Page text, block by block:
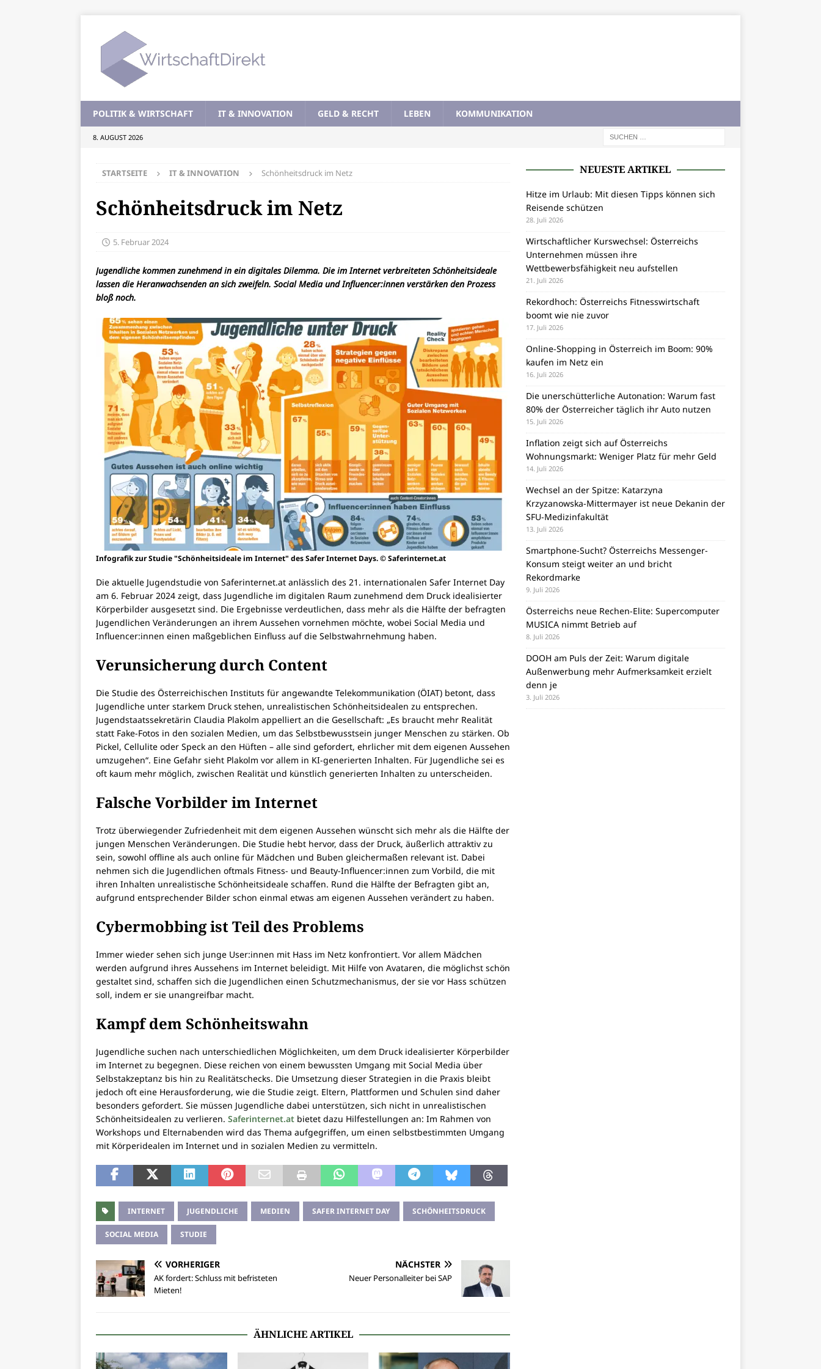
POLITIK & WIRTSCHAFT IT & INNOVATION GELD & RECHT LEBEN KOMMUNIKATION
8. AUGUST 2026
STARTSEITE IT & INNOVATION Schönheitsdruck im Netz
Schönheitsdruck im Netz
5. Februar 2024
Jugendliche kommen zunehmend in ein digitales Dilemma. Die im Internet verbreiteten Schönheitsideale
lassen die Heranwachsenden an sich zweifeln. Social Media und Influencer:innen verstärken den Prozess
bloß noch.
Infografik zur Studie "Schönheitsideale im Internet" des Safer Internet Days. © Saferinternet.at
Die aktuelle Jugendstudie von Saferinternet.at anlässlich des 21. internationalen Safer Internet Day
am 6. Februar 2024 zeigt, dass Jugendliche im digitalen Raum zunehmend dem Druck idealisierter
Körperbilder ausgesetzt sind. Die Ergebnisse verdeutlichen, dass mehr als die Hälfte der befragten
Jugendlichen Veränderungen an ihrem Aussehen vornehmen möchte, wobei Social Media und
Influencer:innen einen maßgeblichen Einfluss auf die Selbstwahrnehmung haben.
Verunsicherung durch Content
Die Studie des Österreichischen Instituts für angewandte Telekommunikation (ÖIAT) betont, dass
Jugendliche unter starkem Druck stehen, unrealistischen Schönheitsidealen zu entsprechen.
Jugendstaatssekretärin Claudia Plakolm appelliert an die Gesellschaft: „Es braucht mehr Realität
statt Fake-Fotos in den sozialen Medien, um das Selbstbewusstsein junger Menschen zu stärken. Ob
Pickel, Cellulite oder Speck an den Hüften – alle sind gefordert, ehrlicher mit dem eigenen Aussehen
umzugehen“. Eine Gefahr sieht Plakolm vor allem in KI-generierten Inhalten. Für Jugendliche sei es
oft kaum mehr möglich, zwischen Realität und künstlich generierten Inhalten zu unterscheiden.
Falsche Vorbilder im Internet
Trotz überwiegender Zufriedenheit mit dem eigenen Aussehen wünscht sich mehr als die Hälfte der
jungen Menschen Veränderungen. Die Studie hebt hervor, dass der Druck, äußerlich attraktiv zu
sein, sowohl offline als auch online für Mädchen und Buben gleichermaßen relevant ist. Dabei
nehmen sich die Jugendlichen oftmals Fitness- und Beauty-Influencer:innen zum Vorbild, die mit
ihren Inhalten unrealistische Schönheitsideale schaffen. Rund die Hälfte der Befragten gibt an,
aufgrund entsprechender Bilder schon einmal etwas am eigenen Aussehen verändert zu haben.
Cybermobbing ist Teil des Problems
Immer wieder sehen sich junge User:innen mit Hass im Netz konfrontiert. Vor allem Mädchen
werden aufgrund ihres Aussehens im Internet beleidigt. Mit Hilfe von Avataren, die möglichst schön
gestaltet sind, schaffen sich die Jugendlichen einen Schutzmechanismus, der sie vor Hass schützen
soll, indem er sie unangreifbar macht.
Kampf dem Schönheitswahn
Jugendliche suchen nach unterschiedlichen Möglichkeiten, um dem Druck idealisierter Körperbilder
im Internet zu begegnen. Diese reichen von einem bewussten Umgang mit Social Media über
Selbstakzeptanz bis hin zu Realitätschecks. Die Umsetzung dieser Strategien in die Praxis bleibt
jedoch oft eine Herausforderung, wie die Studie zeigt. Eltern, Plattformen und Schulen sind daher
besonders gefordert. Sie müssen Jugendliche dabei unterstützen, sich nicht in unrealistischen
Schönheitsidealen zu verlieren. Saferinternet.at bietet dazu Hilfestellungen an: Im Rahmen von
Workshops und Elternabenden wird das Thema aufgegriffen, um einen selbstbestimmten Umgang
mit Körperidealen im Internet und in sozialen Medien zu vermitteln.
INTERNET JUGENDLICHE MEDIEN SAFER INTERNET DAY SCHÖNHEITSDRUCK
SOCIAL MEDIA STUDIE
VORHERIGER
AK fordert: Schluss mit befristeten
Mieten!
NÄCHSTER
Neuer Personalleiter bei SAP
ÄHNLICHE ARTIKEL
NEUESTE ARTIKEL
Hitze im Urlaub: Mit diesen Tipps können sich
Reisende schützen
28. Juli 2026
Wirtschaftlicher Kurswechsel: Österreichs
Unternehmen müssen ihre
Wettbewerbsfähigkeit neu aufstellen
21. Juli 2026
Rekordhoch: Österreichs Fitnesswirtschaft
boomt wie nie zuvor
17. Juli 2026
Online-Shopping in Österreich im Boom: 90%
kaufen im Netz ein
16. Juli 2026
Die unerschütterliche Autonation: Warum fast
80% der Österreicher täglich ihr Auto nutzen
15. Juli 2026
Inflation zeigt sich auf Österreichs
Wohnungsmarkt: Weniger Platz für mehr Geld
14. Juli 2026
Wechsel an der Spitze: Katarzyna
Krzyzanowska-Mittermayer ist neue Dekanin der
SFU-Medizinfakultät
13. Juli 2026
Smartphone-Sucht? Österreichs Messenger-
Konsum steigt weiter an und bricht
Rekordmarke
9. Juli 2026
Österreichs neue Rechen-Elite: Supercomputer
MUSICA nimmt Betrieb auf
8. Juli 2026
DOOH am Puls der Zeit: Warum digitale
Außenwerbung mehr Aufmerksamkeit erzielt
denn je
3. Juli 2026